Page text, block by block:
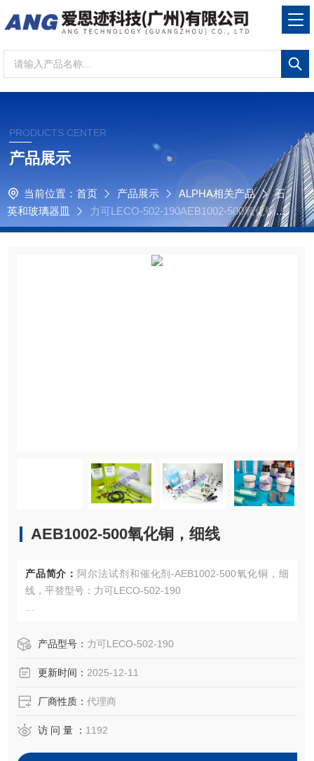
PRODUCTS CENTER
产品展示
当前位置： 首页 产品展示 ALPHA相关产品
石
英和玻璃器皿
力可LECO-502-190AEB1002-500氧化铜，
细线
AEB1002-500氧化铜，细线
产品简介： 阿尔法试剂和催化剂-AEB1002-500氧化铜，细
线，平替型号：力可LECO-502-190
AEB1002-500氧化铜，细线，0.5mm X 2mm
100g/瓶
产品型号： 力可LECO-502-190
更新时间： 2025-12-11
厂商性质： 代理商
访 问 量 ： 1192